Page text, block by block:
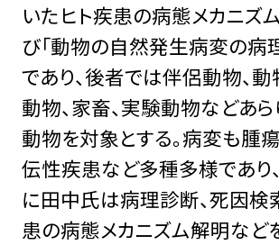
いたヒト疾患の病態メカニズ
び「動物の自然発生病変の病
であり、後者では伴侶動物、
動物、家畜、実験動物などあ
動物を対象とする。病変も腫
伝性疾患など多種多様であり
に田中氏は病理診断、死因検
患の病態メカニズム解明など